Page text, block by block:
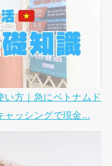
い方｜急にベトナムド
ャッシングで現金...